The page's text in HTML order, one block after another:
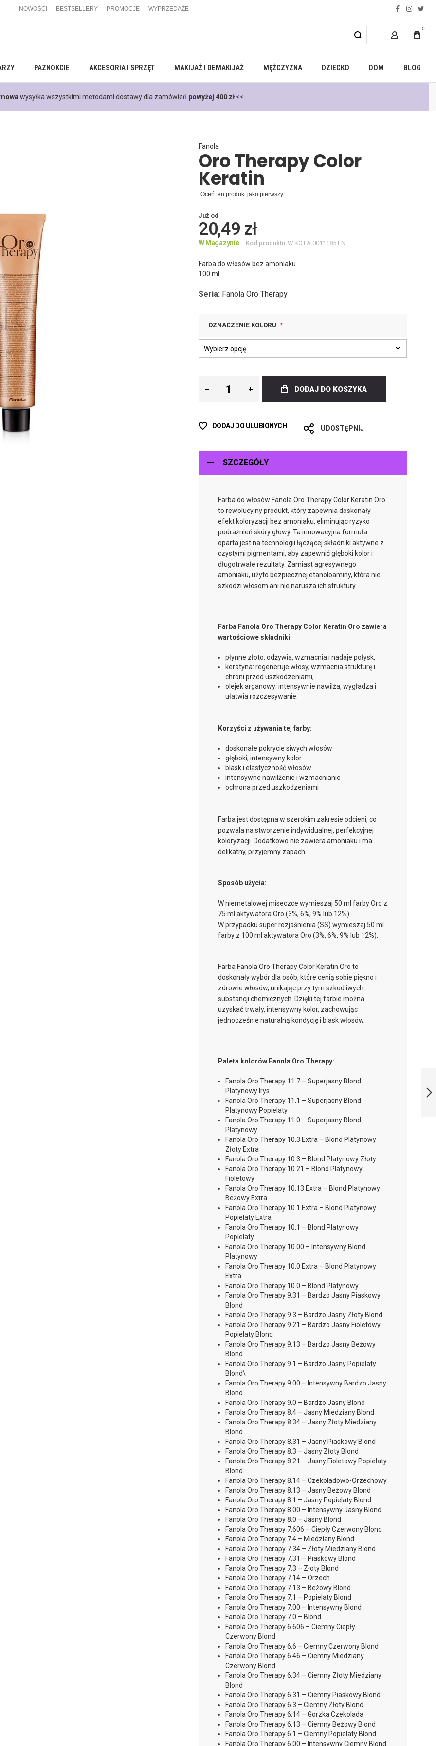
NOWOŚCI BESTSELLERY PROMOCJE WYPRZEDAŻE
facebook
MOJE KONTO
0
PAZNOKCIE AKCESORIA I SPRZĘT MAKIJAŻ I DEMAKIJAŻ MĘŻCZYZNA DZIECKO DOM BLOG
wysyłka wszystkimi metodami dostawy dla zamówień powyżej 400 zł<<
Fanola
Oro Therapy Color
Keratin
Oceń ten produkt jako pierwszy
Już od
20,49 zł
W Magazynie Kod produktu W.KO.FA.0011185.FN
Farba do włosów bez amoniaku
100 ml
Seria: Fanola Oro Therapy
OZNACZENIE KOLORU
DODAJ DO KOSZYKA
DODAJ DO ULUBIONYCH UDOSTĘPNIJ
SZCZEGÓŁY
Farba do włosów Fanola Oro Therapy Color Keratin Oro
to rewolucyjny produkt, który zapewnia doskonały
efekt koloryzacji bez amoniaku, eliminując ryzyko
podrażnień skóry głowy. Ta innowacyjna formuła
oparta jest na technologii łączącej składniki aktywne z
czystymi pigmentami, aby zapewnić głęboki kolor i
długotrwałe rezultaty. Zamiast agresywnego
amoniaku, użyto bezpiecznej etanoloaminy, która nie
szkodzi włosom ani nie narusza ich struktury.
Farba Fanola Oro Therapy Color Keratin Oro zawiera
wartościowe składniki:
płynne złoto: odżywia, wzmacnia i nadaje połysk,
keratyna: regeneruje włosy, wzmacnia strukturę i
chroni przed uszkodzeniami,
olejek arganowy: intensywnie nawilża, wygładza i
ułatwia rozczesywanie.
Korzyści z używania tej farby:
doskonałe pokrycie siwych włosów
głęboki, intensywny kolor
blask i elastyczność włosów
intensywne nawilżenie i wzmacnianie
ochrona przed uszkodzeniami
Farba jest dostępna w szerokim zakresie odcieni, co
pozwala na stworzenie indywidualnej, perfekcyjnej
koloryzacji. Dodatkowo nie zawiera amoniaku i ma
delikatny, przyjemny zapach.
Sposób użycia:
W niemetalowej miseczce wymieszaj 50 ml farby Oro z
75 ml aktywatora Oro (3%, 6%, 9% lub 12%).
W przypadku super rozjaśnienia (SS) wymieszaj 50 ml
farby z 100 ml aktywatora Oro (3%, 6%, 9% lub 12%).
Farba Fanola Oro Therapy Color Keratin Oro to
doskonały wybór dla osób, które cenią sobie piękno i
zdrowie włosów, unikając przy tym szkodliwych
substancji chemicznych. Dzięki tej farbie można
uzyskać trwały, intensywny kolor, zachowując
jednocześnie naturalną kondycję i blask włosów.
Paleta kolorów Fanola Oro Therapy:
Fanola Oro Therapy 11.7 – Superjasny Blond
Platynowy Irys
Fanola Oro Therapy 11.1 – Superjasny Blond
Platynowy Popielaty
Fanola Oro Therapy 11.0 – Superjasny Blond
Platynowy
Fanola Oro Therapy 10.3 Extra – Blond Platynowy
Złoty Extra
Fanola Oro Therapy 10.3 – Blond Platynowy Złoty
Fanola Oro Therapy 10.21 – Blond Platynowy
Fioletowy
Fanola Oro Therapy 10.13 Extra – Blond Platynowy
Beżowy Extra
Fanola Oro Therapy 10.1 Extra – Blond Platynowy
Popielaty Extra
Fanola Oro Therapy 10.1 – Blond Platynowy
Popielaty
Fanola Oro Therapy 10.00 – Intensywny Blond
Platynowy
Fanola Oro Therapy 10.0 Extra – Blond Platynowy
Extra
Fanola Oro Therapy 10.0 – Blond Platynowy
Fanola Oro Therapy 9.31 – Bardzo Jasny Piaskowy
Blond
Fanola Oro Therapy 9.3 – Bardzo Jasny Złoty Blond
Fanola Oro Therapy 9.21 – Bardzo Jasny Fioletowy
Popielaty Blond
Fanola Oro Therapy 9.13 – Bardzo Jasny Beżowy
Blond
Fanola Oro Therapy 9.1 – Bardzo Jasny Popielaty
Blond\
Fanola Oro Therapy 9.00 – Intensywny Bardzo Jasny
Blond
Fanola Oro Therapy 9.0 – Bardzo Jasny Blond
Fanola Oro Therapy 8.4 – Jasny Miedziany Blond
Fanola Oro Therapy 8.34 – Jasny Złoty Miedziany
Blond
Fanola Oro Therapy 8.31 – Jasny Piaskowy Blond
Fanola Oro Therapy 8.3 – Jasny Złoty Blond
Fanola Oro Therapy 8.21 – Jasny Fioletowy Popielaty
Blond
Fanola Oro Therapy 8.14 – Czekoladowo-Orzechowy
Fanola Oro Therapy 8.13 – Jasny Beżowy Blond
Fanola Oro Therapy 8.1 – Jasny Popielaty Blond
Fanola Oro Therapy 8.00 – Intensywny Jasny Blond
Fanola Oro Therapy 8.0 – Jasny Blond
Fanola Oro Therapy 7.606 – Ciepły Czerwony Blond
Fanola Oro Therapy 7.4 – Miedziany Blond
Fanola Oro Therapy 7.34 – Złoty Miedziany Blond
Fanola Oro Therapy 7.31 – Piaskowy Blond
Fanola Oro Therapy 7.3 – Złoty Blond
Fanola Oro Therapy 7.14 – Orzech
Fanola Oro Therapy 7.13 – Beżowy Blond
Fanola Oro Therapy 7.1 – Popielaty Blond
Fanola Oro Therapy 7.00 – Intensywny Blond
Fanola Oro Therapy 7.0 – Blond
Fanola Oro Therapy 6.606 – Ciemny Ciepły
Czerwony Blond
Fanola Oro Therapy 6.6 – Ciemny Czerwony Blond
Fanola Oro Therapy 6.46 – Ciemny Miedziany
Czerwony Blond
Fanola Oro Therapy 6.34 – Ciemny Złoty Miedziany
Blond
Fanola Oro Therapy 6.31 – Ciemny Piaskowy Blond
Fanola Oro Therapy 6.3 – Ciemny Złoty Blond
Fanola Oro Therapy 6.14 – Gorzka Czekolada
Fanola Oro Therapy 6.13 – Ciemny Beżowy Blond
Fanola Oro Therapy 6.1 – Ciemny Popielaty Blond
Fanola Oro Therapy 6.00 – Intensywny Ciemny Blond